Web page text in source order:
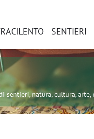
SENTIERI
natura, cultura,